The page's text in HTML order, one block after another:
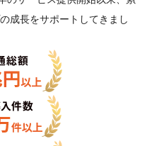
成長をサポートしてきまし